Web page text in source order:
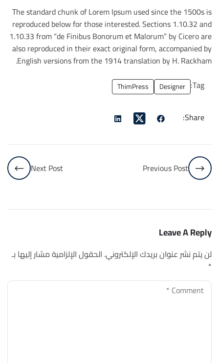
The standard chunk of Lorem Ipsum used since the 1500s is
reproduced below for those interested. Sections 1.10.32 and
1.10.33 from “de Finibus Bonorum et Malorum” by Cicero are
also reproduced in their exact original form, accompanied by
English versions from the 1914 translation by H. Rackham.
Tag:
Designer
ThimPress
Share:
Previous Post
Next Post
Leave A Reply
لن يتم نشر عنوان بريدك الإلكتروني. الحقول الإلزامية مشار إليها بـ
*